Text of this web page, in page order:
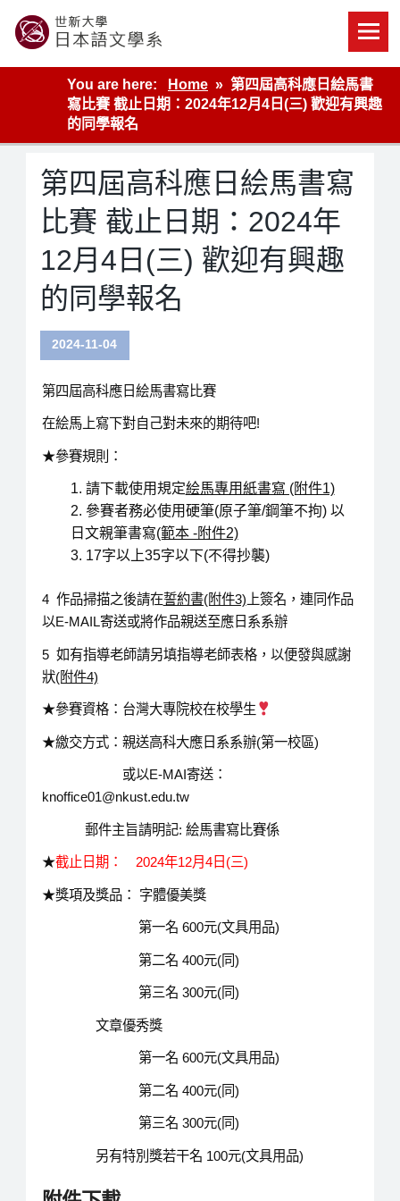
content
世新大學教學單位的網站
You are here:
Home
第四屆高科應日絵馬書
寫比賽 截止日期：2024年12月4日(三) 歡迎有興趣
的同學報名
第四屆高科應日絵馬書寫
比賽 截止日期：2024年
12月4日(三) 歡迎有興趣
的同學報名
2024-11-04
第四屆高科應日絵馬書寫比賽
在絵馬上寫下對自己對未來的期待吧!
★參賽規則：
請下載使用規定絵馬專用紙書寫 (附件1)
參賽者務必使用硬筆(原子筆/鋼筆不拘) 以
日文親筆書寫(範本 -附件2)
17字以上35字以下(不得抄襲)
4 作品掃描之後請在誓約書(附件3) 上簽名，連同作品
以E-MAIL寄送或將作品親送至應日系系辦
5 如有指導老師請另填指導老師表格，以便發與感謝
狀(附件4)
★參賽資格：台灣大專院校在校學生
★繳交方式：親送高科大應日系系辦(第一校區)
或以E-MAI寄送：
knoffice01@nkust.edu.tw
郵件主旨請明記: 絵馬書寫比賽係
★截止日期： 2024年12月4日(三)
★獎項及獎品： 字體優美獎
第一名 600元(文具用品)
第二名 400元(同)
第三名 300元(同)
文章優秀獎
第一名 600元(文具用品)
第二名 400元(同)
第三名 300元(同)
另有特別獎若干名 100元(文具用品)